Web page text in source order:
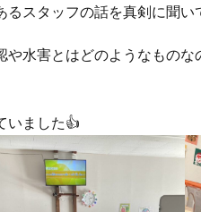
スタッフの話を真剣に聞い
水害とはどのようなものな
いました👍